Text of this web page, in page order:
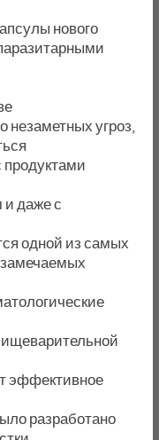
нового
незаметных угроз,
продуктами
даже с
одной из самых
эффективное
разработано